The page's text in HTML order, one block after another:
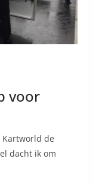
voor
de
dacht ik om